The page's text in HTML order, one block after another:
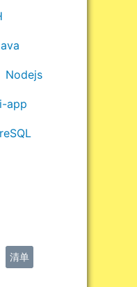
Nodejs
app
清单